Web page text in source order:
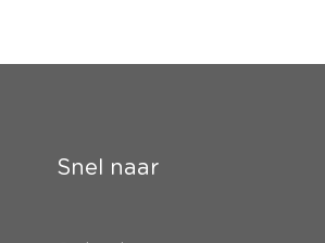
Snel naar